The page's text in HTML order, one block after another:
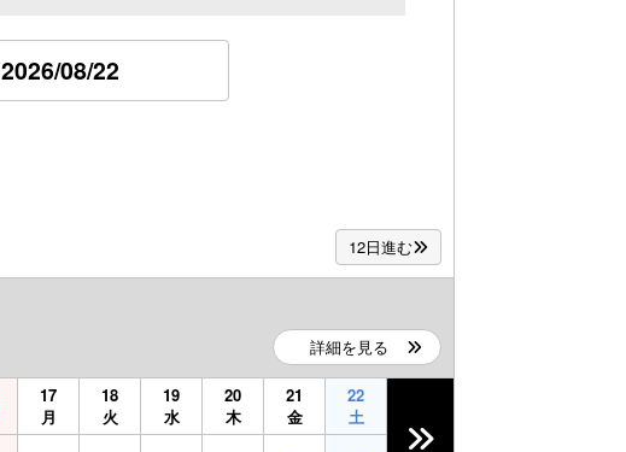
2026/08/22
12日進む
詳細を見る
17
月
18
火
19
水
20
木
21
金
22
土